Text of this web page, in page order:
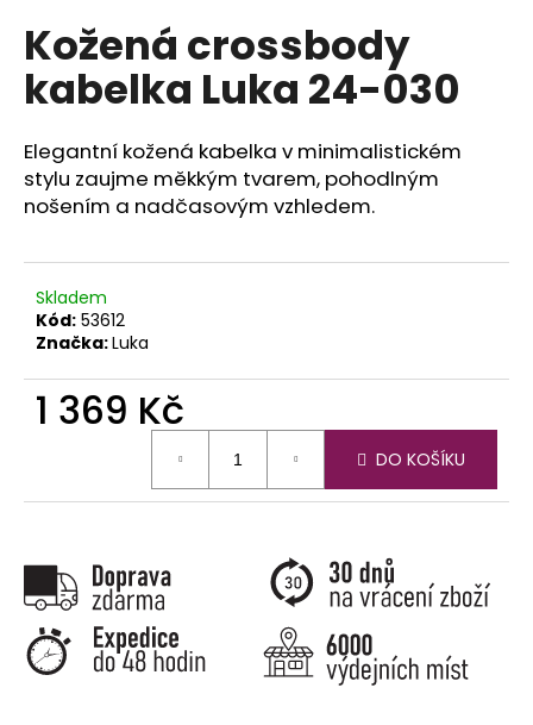
Kožená crossbody
kabelka Luka 24-030
Elegantní kožená kabelka v minimalistickém
stylu zaujme měkkým tvarem, pohodlným
nošením a nadčasovým vzhledem.
Skladem
Kód: 53612
Značka:Luka
1 369 Kč
DO KOŠÍKU
D
o
p
r
u
č
u
e
m
e